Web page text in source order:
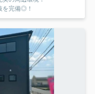
を完備◎！